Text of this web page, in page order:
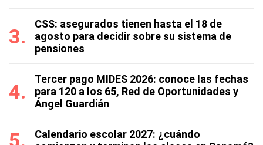
CSS: asegurados tienen hasta el 18 de
agosto para decidir sobre su sistema de
pensiones
Tercer pago MIDES 2026: conoce las fechas
para 120 a los 65, Red de Oportunidades y
Ángel Guardián
Calendario escolar 2027: ¿cuándo